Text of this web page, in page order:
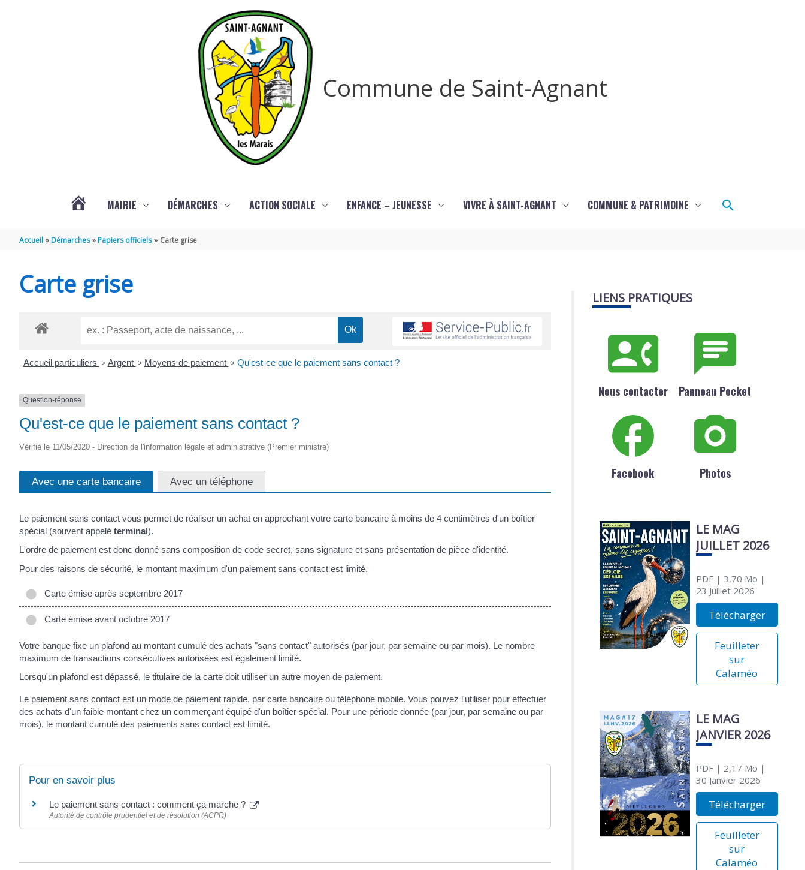
Commune de Saint-Agnant
SAINT-
MAIRIE DÉMARCHES ACTION SOCIALE ENFANCE – JEUNESSE VIVRE À SAINT-AGNANT COMMUNE & PATRIMOINE Rechercher
Accueil Démarches Papiers officiels Carte grise
Carte grise
Accueil particuliers > Argent > Moyens de paiement > Qu'est-ce que le paiement sans contact ?
Question-réponse
Qu'est-ce que le paiement sans contact ?
Vérifié le 11/05/2020 - Direction de l'information légale et administrative (Premier ministre)
Avec une carte bancaire Avec un téléphone
Le paiement sans contact vous permet de réaliser un achat en approchant votre carte bancaire à moins de 4 centimètres d'un boîtier
spécial (souvent appelé terminal).
L'ordre de paiement est donc donné sans composition de code secret, sans signature et sans présentation de pièce d'identité.
Pour des raisons de sécurité, le montant maximum d'un paiement sans contact est limité.
Carte émise après septembre 2017
Carte émise avant octobre 2017
Votre banque fixe un plafond au montant cumulé des achats "sans contact" autorisés (par jour, par semaine ou par mois). Le nombre
maximum de transactions consécutives autorisées est également limité.
Lorsqu'un plafond est dépassé, le titulaire de la carte doit utiliser un autre moyen de paiement.
Le paiement sans contact est un mode de paiement rapide, par carte bancaire ou téléphone mobile. Vous pouvez l'utiliser pour effectuer
des achats d'un faible montant chez un commerçant équipé d'un boîtier spécial. Pour une période donnée (par jour, par semaine ou par
mois), le montant cumulé des paiements sans contact est limité.
Pour en savoir plus
Le paiement sans contact : comment ça marche ?
Autorité de contrôle prudentiel et de résolution (ACPR)
LIENS PRATIQUES
Nous contacter Panneau Pocket
Facebook Photos
LE MAG
JUILLET 2026
PDF| 3,70 Mo |
23 Juillet 2026
Télécharger
Feuilleter
sur
Calaméo
LE MAG
JANVIER 2026
PDF| 2,17 Mo |
30 Janvier 2026
Télécharger
Feuilleter
sur
Calaméo